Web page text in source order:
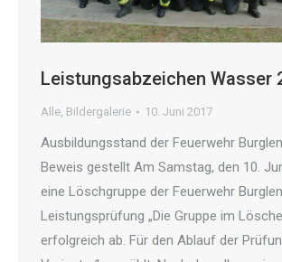
Leistungsabzeichen Wasser
Alle, Bildergalerie 10. Juni 2017
Ausbildungsstand der Feuerwehr
Beweis gestellt Am Samstag, den 10.
eine Löschgruppe der Feuerwehr
Leistungsprüfung „Die Gruppe im
erfolgreich ab. Für den Ablauf der